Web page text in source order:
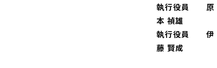
執行役員 原
本 禎雄
執行役員 伊
藤 賢成